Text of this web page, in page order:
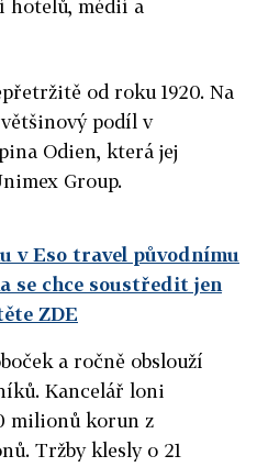
hotelů, médií a
od roku 1920. Na
podíl v
Odien, která jej
Group.
v Eso travel původnímu
se chce soustředit jen
ZDE
a ročně obslouží
Kancelář loni
milionů korun z
Tržby klesly o 21